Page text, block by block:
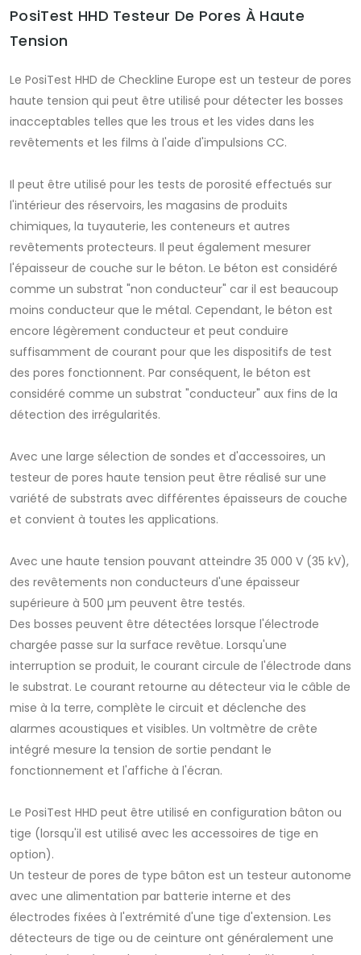
PosiTest HHD Testeur De Pores À Haute
Tension
Le PosiTest HHD de Checkline Europe est un testeur de pores
haute tension qui peut être utilisé pour détecter les bosses
inacceptables telles que les trous et les vides dans les
revêtements et les films à l'aide d'impulsions CC.
Il peut être utilisé pour les tests de porosité effectués sur
l'intérieur des réservoirs, les magasins de produits
chimiques, la tuyauterie, les conteneurs et autres
revêtements protecteurs. Il peut également mesurer
l'épaisseur de couche sur le béton. Le béton est considéré
comme un substrat "non conducteur" car il est beaucoup
moins conducteur que le métal. Cependant, le béton est
encore légèrement conducteur et peut conduire
suffisamment de courant pour que les dispositifs de test
des pores fonctionnent. Par conséquent, le béton est
considéré comme un substrat "conducteur" aux fins de la
détection des irrégularités.
Avec une large sélection de sondes et d'accessoires, un
testeur de pores haute tension peut être réalisé sur une
variété de substrats avec différentes épaisseurs de couche
et convient à toutes les applications.
Avec une haute tension pouvant atteindre 35 000 V (35 kV),
des revêtements non conducteurs d'une épaisseur
supérieure à 500 µm peuvent être testés.
Des bosses peuvent être détectées lorsque l'électrode
chargée passe sur la surface revêtue. Lorsqu'une
interruption se produit, le courant circule de l'électrode dans
le substrat. Le courant retourne au détecteur via le câble de
mise à la terre, complète le circuit et déclenche des
alarmes acoustiques et visibles. Un voltmètre de crête
intégré mesure la tension de sortie pendant le
fonctionnement et l'affiche à l'écran.
Le PosiTest HHD peut être utilisé en configuration bâton ou
tige (lorsqu'il est utilisé avec les accessoires de tige en
option).
Un testeur de pores de type bâton est un testeur autonome
avec une alimentation par batterie interne et des
électrodes fixées à l'extrémité d'une tige d'extension. Les
détecteurs de tige ou de ceinture ont généralement une